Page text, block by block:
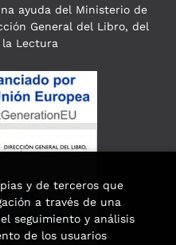
ayuda del Ministerio de
General del Libro, del
Lectura
y de terceros que
a través de una
seguimiento y análisis
de los usuarios